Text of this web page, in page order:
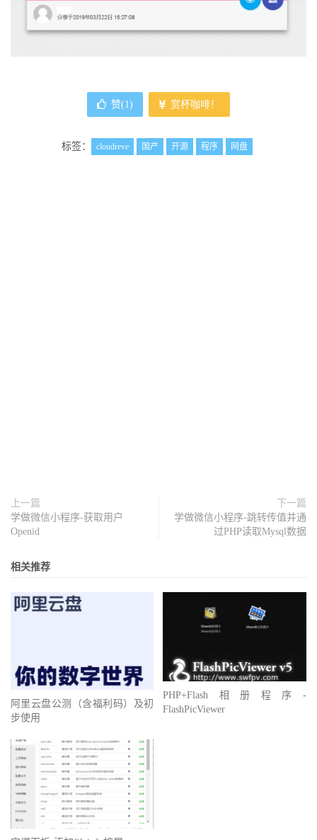
赞(1) 赏杯咖啡！
标签： cloudreve 国产 开源 程序 网盘
上一篇
学做微信小程序-获取用户
Openid
下一篇
学做微信小程序-跳转传值并通
过PHP读取Mysql数据
相关推荐
阿里云盘公测（含福利码）及初
步使用
PHP+Flash相册程序-
FlashPicViewer